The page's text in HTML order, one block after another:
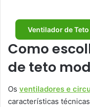
Ventilador de Teto
Como
de teto
Os ventiladores e
características